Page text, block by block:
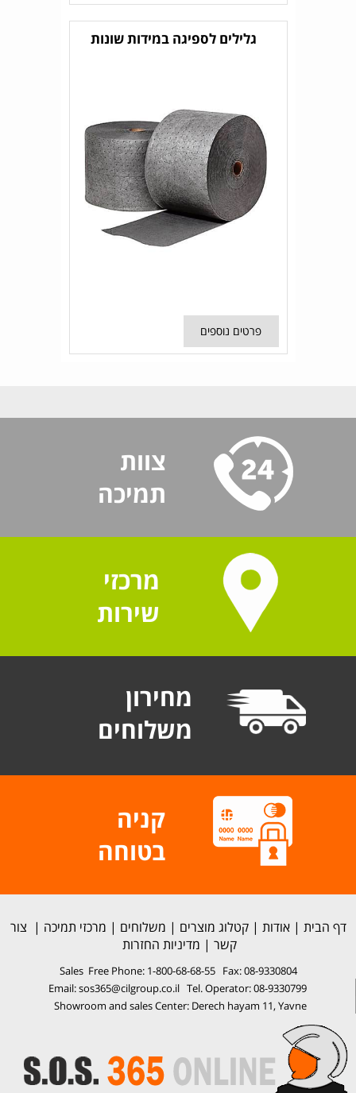
גלילים לספיגה במידות שונות
פרטים נוספים
צוות
תמיכה
מרכזי
שירות
מחירון
משלוחים
קניה
בטוחה
דף הבית |אודות |קטלוג מוצרים | משלוחים | מרכזי תמיכה | צור
קשר | מדיניות החזרות
Sales Free Phone: 1-800-68-68-55 Fax: 08-9330804
Email: sos365@cilgroup.co.il Tel. Operator: 08-9330799
Showroom and sales Center: Derech hayam 11, Yavne